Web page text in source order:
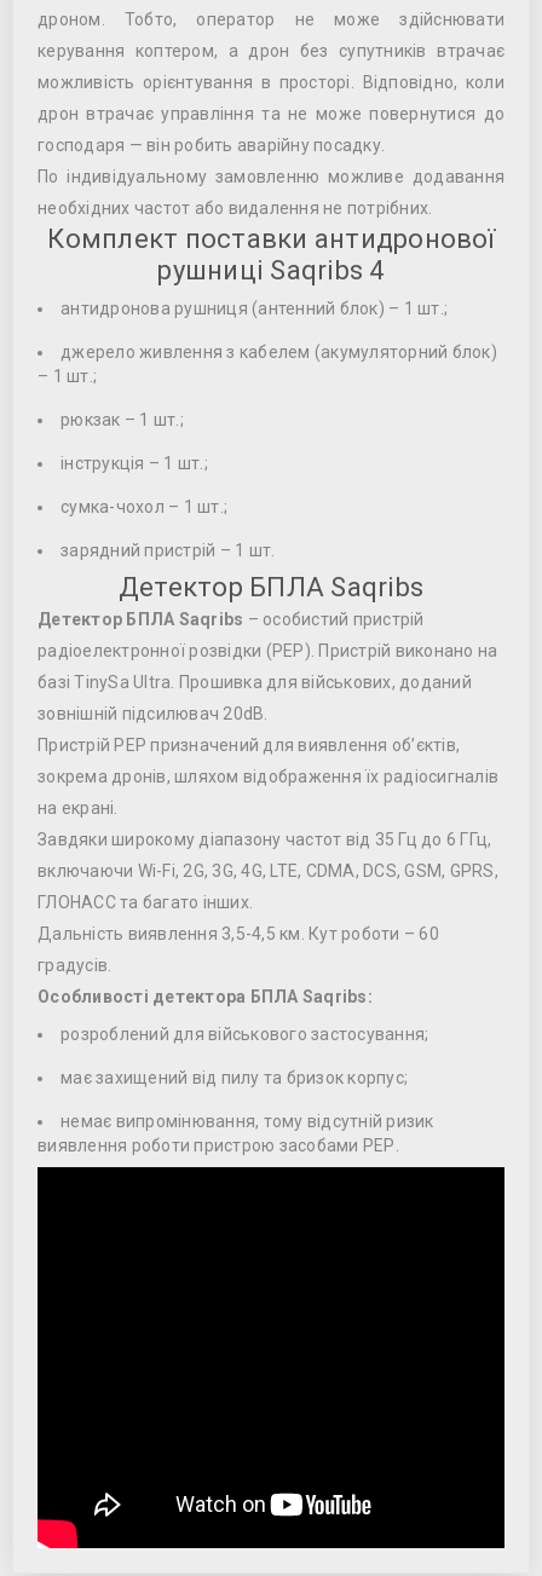
дроном. Тобто, оператор не може здійснювати
керування коптером, а дрон без супутників втрачає
можливість орієнтування в просторі. Відповідно, коли
дрон втрачає управління та не може повернутися до
господаря — він робить аварійну посадку.
По індивідуальному замовленню можливе додавання
необхідних частот або видалення не потрібних.
Комплект поставки антидронової
рушниці Saqribs 4
антидронова рушниця (антенний блок) – 1 шт.;
джерело живлення з кабелем (акумуляторний блок)
– 1 шт.;
рюкзак – 1 шт.;
інструкція – 1 шт.;
сумка-чохол – 1 шт.;
зарядний пристрій – 1 шт.
Детектор БПЛА Saqribs
Детектор БПЛА Saqribs – особистий пристрій
радіоелектронної розвідки (РЕР). Пристрій виконано на
базі TinySa Ultra. Прошивка для військових, доданий
зовнішній підсилювач 20dB.
Пристрій РЕР призначений для виявлення об’єктів,
зокрема дронів, шляхом відображення їх радіосигналів
на екрані.
Завдяки широкому діапазону частот від 35 Гц до 6 ГГц,
включаючи Wi-Fi, 2G, 3G, 4G, LTE, CDMA, DCS, GSM, GPRS,
ГЛОНАСС та багато інших.
Дальність виявлення 3,5-4,5 км. Кут роботи – 60
градусів.
Особливості детектора БПЛА Saqribs:
розроблений для військового застосування;
має захищений від пилу та бризок корпус;
немає випромінювання, тому відсутній ризик
виявлення роботи пристрою засобами РЕР.